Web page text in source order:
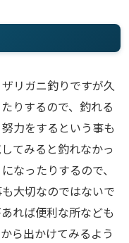
リガニ釣りですが久
りするので、釣れる
力をするという事も
てみると釣れなかっ
なったりするので、
大切なのではないで
れば便利な所なども
ら出かけてみるよう